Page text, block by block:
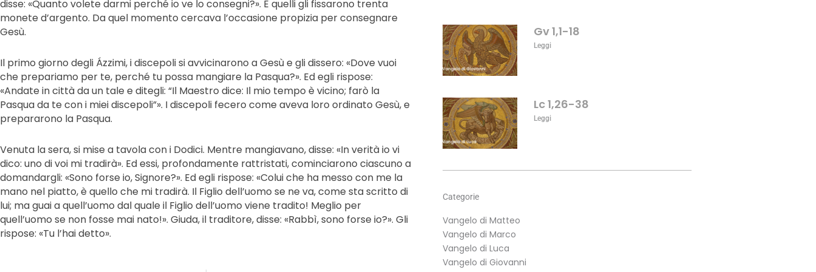
aumentare
o
volume.
disse: «Quanto volete darmi perché io ve lo consegni?». E quelli gli fissarono trenta
monete d’argento. Da quel momento cercava l’occasione propizia per consegnare
Gesù.
Il primo giorno degli Ázzimi, i discepoli si avvicinarono a Gesù e gli dissero: «Dove vuoi
che prepariamo per te, perché tu possa mangiare la Pasqua?». Ed egli rispose:
«Andate in città da un tale e ditegli: “Il Maestro dice: Il mio tempo è vicino; farò la
Pasqua da te con i miei discepoli”». I discepoli fecero come aveva loro ordinato Gesù, e
prepararono la Pasqua.
Venuta la sera, si mise a tavola con i Dodici. Mentre mangiavano, disse: «In verità io vi
dico: uno di voi mi tradirà». Ed essi, profondamente rattristati, cominciarono ciascuno a
domandargli: «Sono forse io, Signore?». Ed egli rispose: «Colui che ha messo con me la
mano nel piatto, è quello che mi tradirà. Il Figlio dell’uomo se ne va, come sta scritto di
lui; ma guai a quell’uomo dal quale il Figlio dell’uomo viene tradito! Meglio per
quell’uomo se non fosse mai nato!». Giuda, il traditore, disse: «Rabbì, sono forse io?». Gli
rispose: «Tu l’hai detto».
Gv 1,1-18
Leggi
Lc 1,26-38
Leggi
Categorie
Vangelo di Matteo
Vangelo di Marco
Vangelo di Luca
Vangelo di Giovanni